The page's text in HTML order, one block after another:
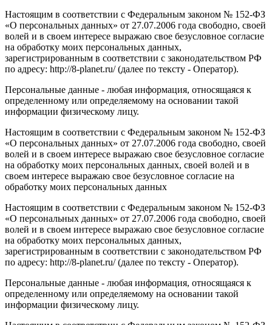
Настоящим в соответствии с Федеральным законом № 152-ФЗ
«О персональных данных» от 27.07.2006 года свободно, своей
волей и в своем интересе выражаю свое безусловное согласие
на обработку моих персональных данных,
зарегистрированным в соответствии с законодательством РФ
по адресу: http://8-planet.ru/ (далее по тексту - Оператор).
Персональные данные - любая информация, относящаяся к
определенному или определяемому на основании такой
информации физическому лицу.
Настоящим в соответствии с Федеральным законом № 152-ФЗ
«О персональных данных» от 27.07.2006 года свободно, своей
волей и в своем интересе выражаю свое безусловное согласие
на обработку моих персональных данных, своей волей и в
своем интересе выражаю свое безусловное согласие на
обработку моих персональных данных
Настоящим в соответствии с Федеральным законом № 152-ФЗ
«О персональных данных» от 27.07.2006 года свободно, своей
волей и в своем интересе выражаю свое безусловное согласие
на обработку моих персональных данных,
зарегистрированным в соответствии с законодательством РФ
по адресу: http://8-planet.ru/ (далее по тексту - Оператор).
Персональные данные - любая информация, относящаяся к
определенному или определяемому на основании такой
информации физическому лицу.